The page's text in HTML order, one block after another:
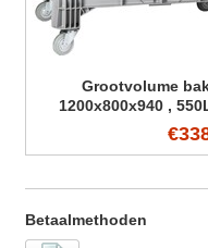
Grootvolume
1200x800x940 ,
zwenkwielen
Betaalmethoden